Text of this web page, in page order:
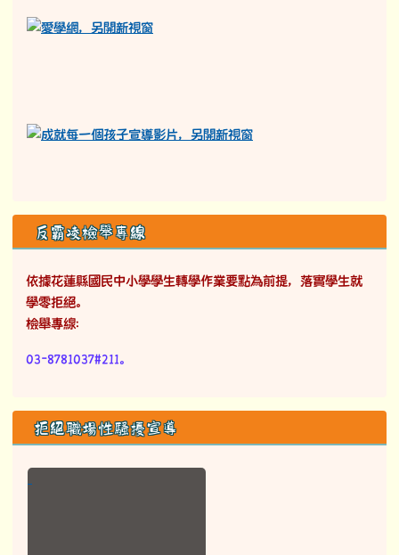
反霸凌檢舉專線
依據花蓮縣國民中小學學生轉學作業要點為前提，落實學生就
學零拒絕。
檢舉專線：
03-8781037#211。
拒絕職場性騷擾宣導